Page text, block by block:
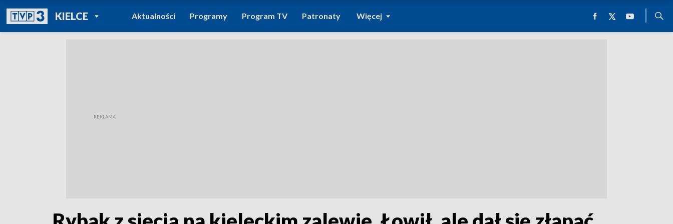
KIELCEPOWRÓT DO
TVP REGIONY
Aktualności Programy Program TV Patronaty Więcej